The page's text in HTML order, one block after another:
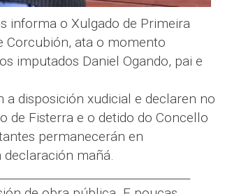
informa o Xulgado de Primeira
Corcubión, ata o momento
imputados Daniel Ogando, pai e
a disposición xudicial e declaren no
de Fisterra e o detido do Concello
permanecerán en
declaración mañá.